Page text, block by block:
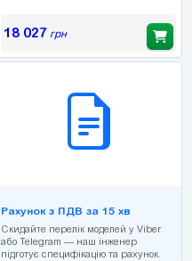
18 027 грн
Рахунок з ПДВ за 15 хв
Скидайте перелік моделей у Viber
або Telegram — наш інженер
підготує специфікацію та рахунок.